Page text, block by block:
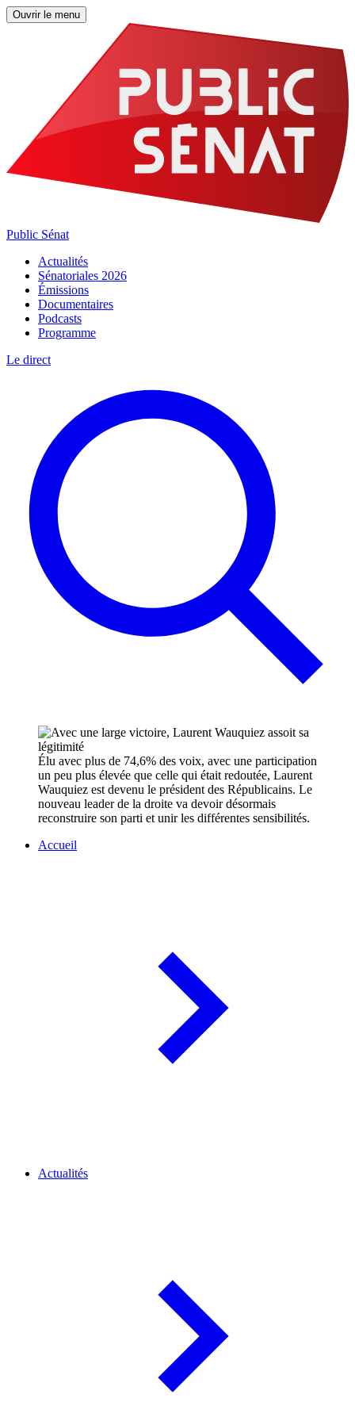
Ouvrir le menu
Public Sénat
Actualités
Sénatoriales 2026
Émissions
Documentaires
Podcasts
Programme
Le direct
Élu avec plus de 74,6% des voix, avec une participation
un peu plus élevée que celle qui était redoutée, Laurent
Wauquiez est devenu le président des Républicains. Le
nouveau leader de la droite va devoir désormais
reconstruire son parti et unir les différentes sensibilités.
Accueil
Actualités